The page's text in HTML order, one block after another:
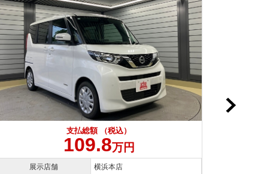
支払総額 （税込）
109.8万円
展示店舗 横浜本店